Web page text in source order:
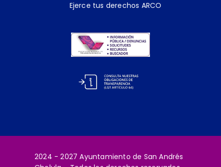
Ejerce tus derechos ARCO
2024 - 2027 Ayuntamiento de San Andrés